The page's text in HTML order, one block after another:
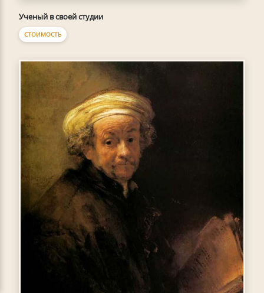
Ученый в своей студии
СТОИМОСТЬ